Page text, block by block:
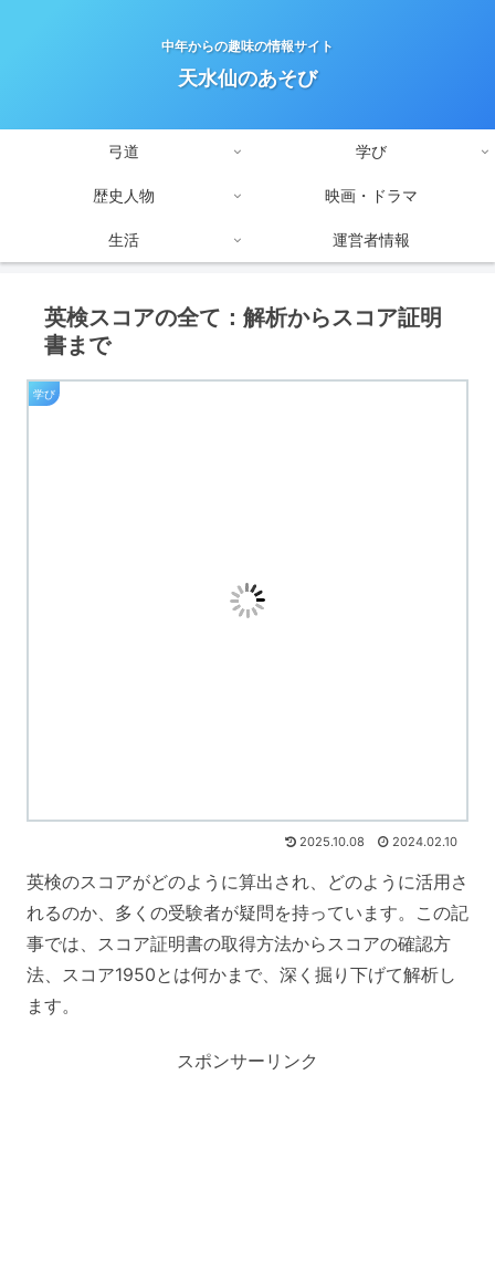
中年からの趣味の情報サイト
天水仙のあそび
弓道 学び
歴史人物 映画・ドラマ
生活 運営者情報
英検スコアの全て：解析からスコア証明
書まで
学び
2025.10.08 2024.02.10
英検のスコアがどのように算出され、どのように活用さ
れるのか、多くの受験者が疑問を持っています。この記
事では、スコア証明書の取得方法からスコアの確認方
法、スコア1950とは何かまで、深く掘り下げて解析し
ます。
スポンサーリンク